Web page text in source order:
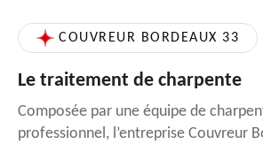
COUVREUR BORDEAUX 33
Le traitement de charpente
Composée par une équipe de
professionnel, l’entreprise Couvreur